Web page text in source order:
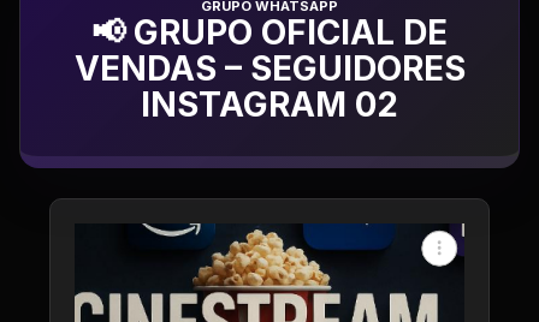
Grupo de Whatsapp
📢 GRUPO OFICIAL DE
VENDAS – SEGUIDORES
INSTAGRAM 02